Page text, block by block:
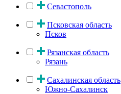
Севастополь
Псковская область
Псков
Рязанская область
Рязань
Сахалинская область
Южно-Сахалинск